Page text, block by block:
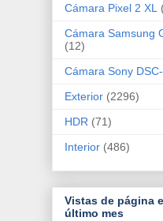
Cámara Pixel 2 XL
Cámara Samsung
(12)
Cámara Sony DSC-
Exterior (2296)
HDR (71)
Interior (486)
Vistas de página
último mes